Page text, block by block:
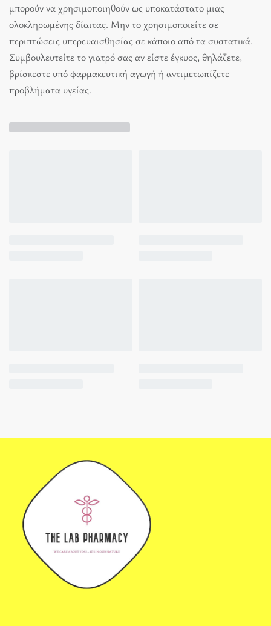
μπορούν να χρησιμοποιηθούν ως υποκατάστατο μιας
ολοκληρωμένης δίαιτας. Μην το χρησιμοποιείτε σε
περιπτώσεις υπερευαισθησίας σε κάποιο από τα συστατικά.
Συμβουλευτείτε το γιατρό σας αν είστε έγκυος, θηλάζετε,
βρίσκεστε υπό φαρμακευτική αγωγή ή αντιμετωπίζετε
προβλήματα υγείας.